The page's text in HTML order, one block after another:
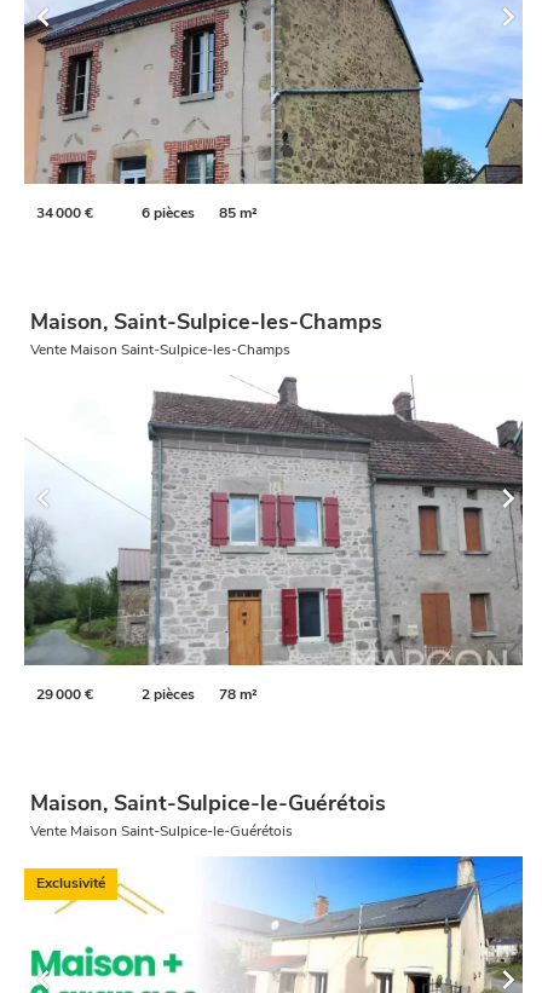
34 000 € 6 pièces 85 m²
Maison, Saint-Sulpice-les-Champs
Vente Maison Saint-Sulpice-les-Champs
29 000 € 2 pièces 78 m²
Maison, Saint-Sulpice-le-Guérétois
Vente Maison Saint-Sulpice-le-Guérétois
Exclusivité